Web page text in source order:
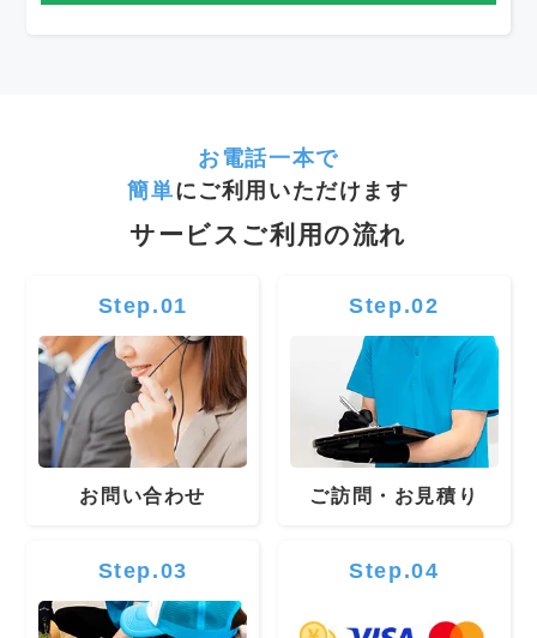
お電話一本で
簡単にご利用いただけます
サービスご利用の流れ
Step.01
お問い合わせ
Step.02
ご訪問・お見積り
Step.03 Step.04